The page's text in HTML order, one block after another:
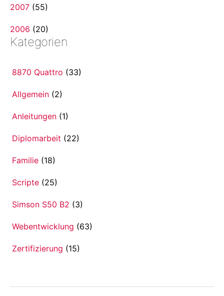
2007 (55)
2006 (20)
Kategorien
8870 Quattro (33)
Allgemein (2)
Anleitungen (1)
Diplomarbeit (22)
Familie (18)
Scripte (25)
Simson S50 B2 (3)
Webentwicklung (63)
Zertifizierung (15)